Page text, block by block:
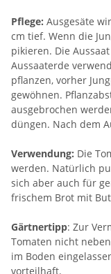
Pflege: Ausgesäte
cm tief. Wenn die
pikieren. Die
Aussaaterde
pflanzen, vorher
gewöhnen.
ausgebrochen
düngen. Nach dem
Verwendung: Die
werden. Natürlich
sich aber auch für
frischem Brot mit
Gärtnertipp: Zur
Tomaten nicht
im Boden
vorteilhaft.